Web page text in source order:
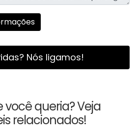
Nós ligamos!
você queria? Veja
relacionados!